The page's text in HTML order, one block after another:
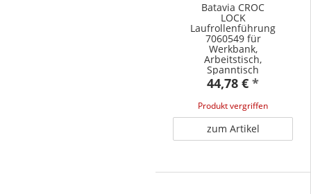
Batavia CROC
LOCK
Laufrollenführung
7060549 für
Werkbank,
Arbeitstisch,
Spanntisch
44,78 € *
Produkt vergriffen
zum Artikel